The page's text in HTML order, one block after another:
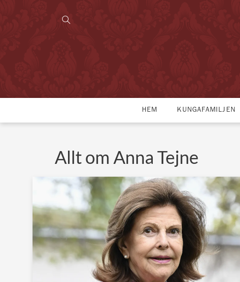
HEM KUNGAFAMILJEN
Allt om Anna Tejne